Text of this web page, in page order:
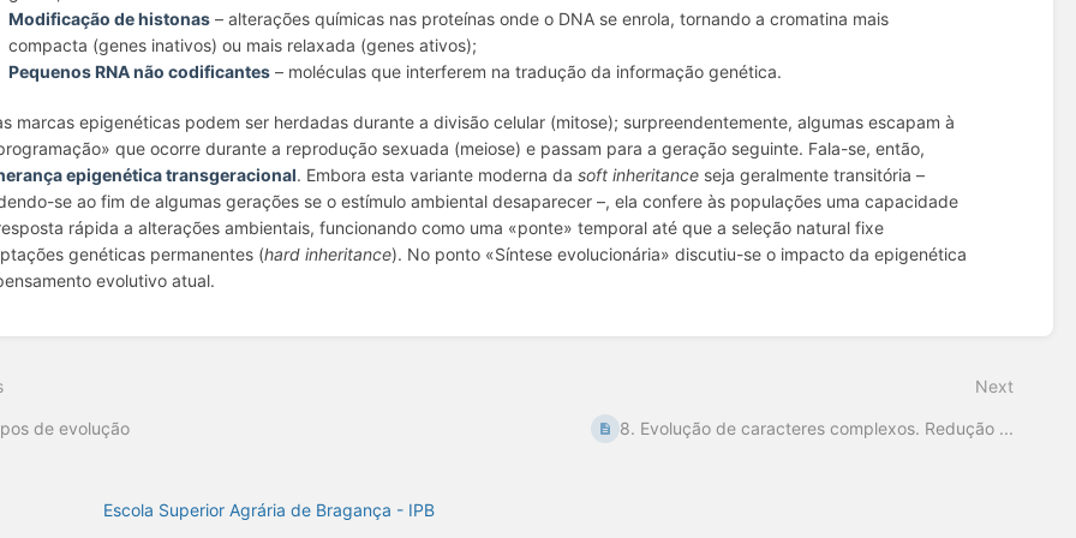
Modificação de histonas – alterações químicas nas proteínas onde o DNA se enrola, tornando a cromatina mais
compacta (genes inativos) ou mais relaxada (genes ativos);
Pequenos RNA não codificantes – moléculas que interferem na tradução da informação genética.
marcas epigenéticas podem ser herdadas durante a divisão celular (mitose); surpreendentemente, algumas escapam à
que ocorre durante a reprodução sexuada (meiose) e passam para a geração seguinte. Fala-se, então,
epigenética transgeracional. Embora esta variante moderna dasoft inheritance seja geralmente transitória –
se ao fim de algumas gerações se o estímulo ambiental desaparecer –, ela confere às populações uma capacidade
rápida a alterações ambientais, funcionando como uma «ponte» temporal até que a seleção natural fixe
genéticas permanentes (hard inheritance). No ponto «Síntese evolucionária» discutiu-se o impacto da epigenética
evolutivo atual.
de evolução
Next
8. Evolução de caracteres complexos. Redução ...
Escola Superior Agrária de Bragança - IPB